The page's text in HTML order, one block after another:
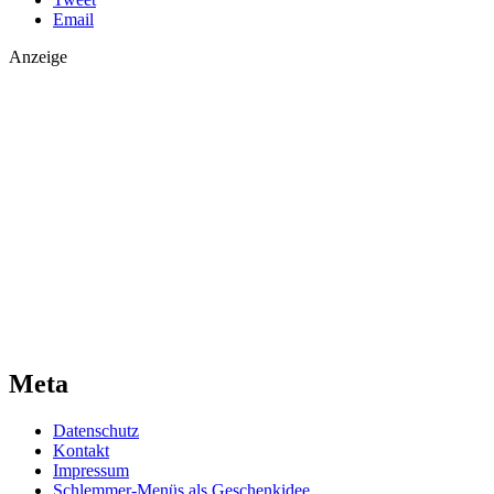
Email
Anzeige
Meta
Datenschutz
Kontakt
Impressum
Schlemmer-Menüs als Geschenkidee